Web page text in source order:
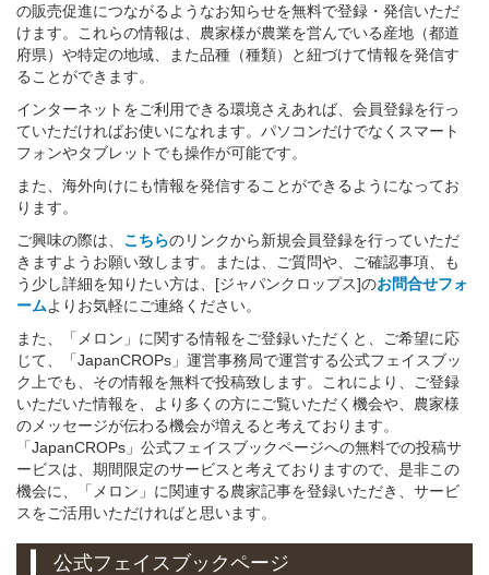
の販売促進につながるようなお知らせを無料で登録・発信いただ
けます。これらの情報は、農家様が農業を営んでいる産地（都道
府県）や特定の地域、また品種（種類）と紐づけて情報を発信す
ることができます。
インターネットをご利用できる環境さえあれば、会員登録を行っ
ていただければお使いになれます。パソコンだけでなくスマート
フォンやタブレットでも操作が可能です。
また、海外向けにも情報を発信することができるようになってお
ります。
ご興味の際は、 こちらのリンクから新規会員登録を行っていただ
きますようお願い致します。または、ご質問や、ご確認事項、も
う少し詳細を知りたい方は、[ジャパンクロップス]のお問合せフォ
ームよりお気軽にご連絡ください。
また、「メロン」に関する情報をご登録いただくと、ご希望に応
じて、「JapanCROPs」運営事務局で運営する公式フェイスブッ
ク上でも、その情報を無料で投稿致します。これにより、ご登録
いただいた情報を、より多くの方にご覧いただく機会や、農家様
のメッセージが伝わる機会が増えると考えております。
「JapanCROPs」公式フェイスブックページへの無料での投稿サ
ービスは、期間限定のサービスと考えておりますので、是非この
機会に、「メロン」に関連する農家記事を登録いただき、サービ
スをご活用いただければと思います。
公式フェイスブックページ